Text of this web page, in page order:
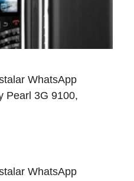
WhatsApp
Pearl 3G 9100,
WhatsApp